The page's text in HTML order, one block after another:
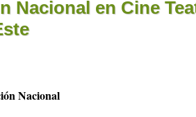
Nacional en Cine
Nacional